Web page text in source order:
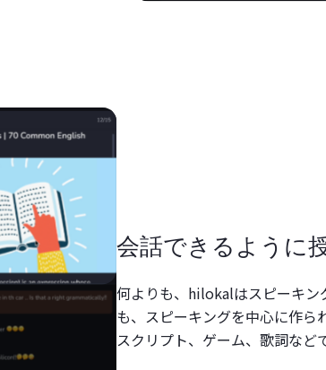
会話できるように
何よりも、hilokalはスピーキン
も、スピーキングを中心に作ら
スクリプト、ゲーム、歌詞など